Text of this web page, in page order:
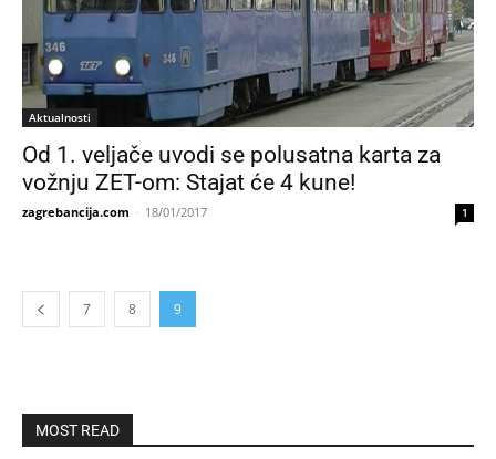
Aktualnosti
Od 1. veljače uvodi se polusatna karta za
vožnju ZET-om: Stajat će 4 kune!
zagrebancija.com - 18/01/2017 1
7 8 9
MOST READ